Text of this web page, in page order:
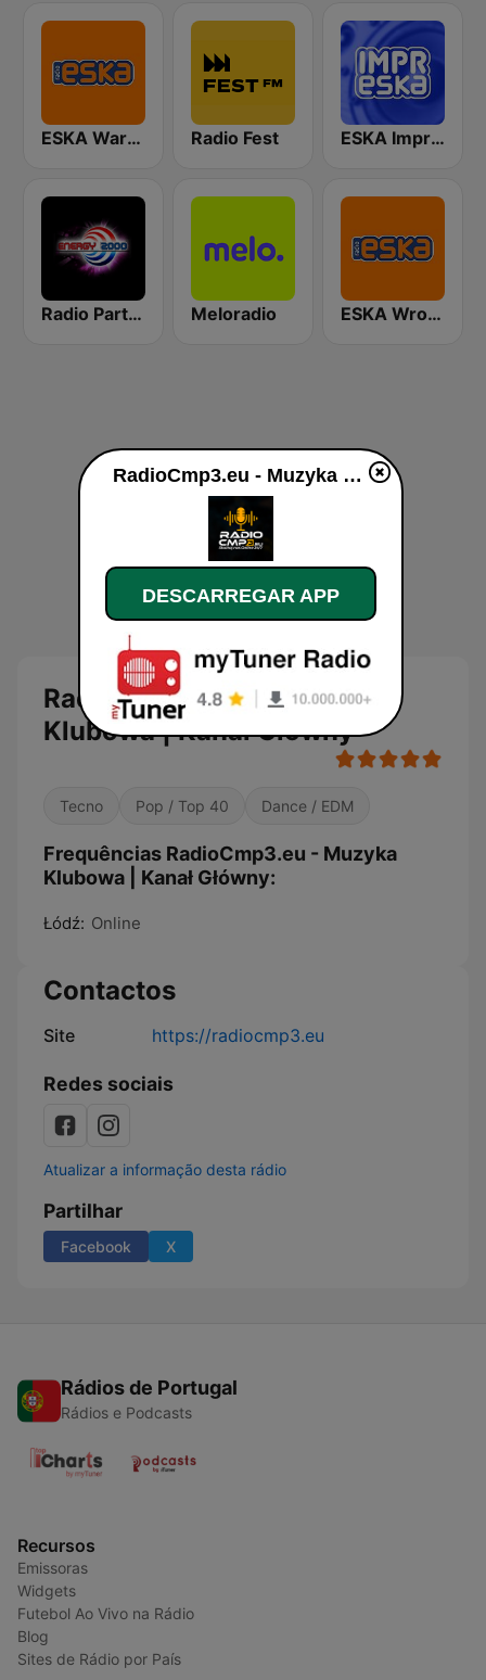
ESKA Warszawa Radio Fest ESKA Impreska
Radio Party - kanał Energy 2000 Meloradio ESKA Wrocław
RadioCmp3.eu - Muzyka
Klubowa | Kanał Główny
Tecno Pop / Top 40 Dance / EDM
Frequências RadioCmp3.eu - Muzyka
Klubowa | Kanał Główny:
Łódź: Online
Contactos
Site https://radiocmp3.eu
Redes sociais
Atualizar a informação desta rádio
Partilhar
Facebook X
Rádios de Portugal
Rádios e Podcasts
Recursos
Emissoras
Widgets
Futebol Ao Vivo na Rádio
Blog
Sites de Rádio por País
RadioCmp3.eu - Muzyka Klubowa | Kanał Główny online
DESCARREGAR APP